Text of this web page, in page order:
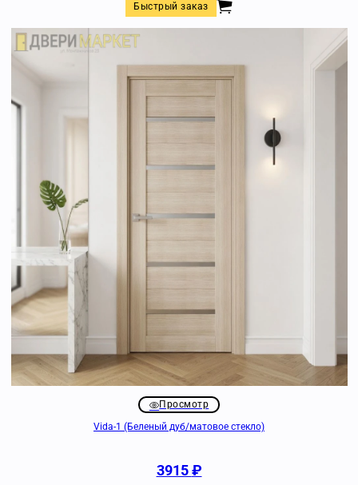
Быстрый заказ
Просмотр
Vida-1 (Беленый дуб/матовое стекло)
3915₽